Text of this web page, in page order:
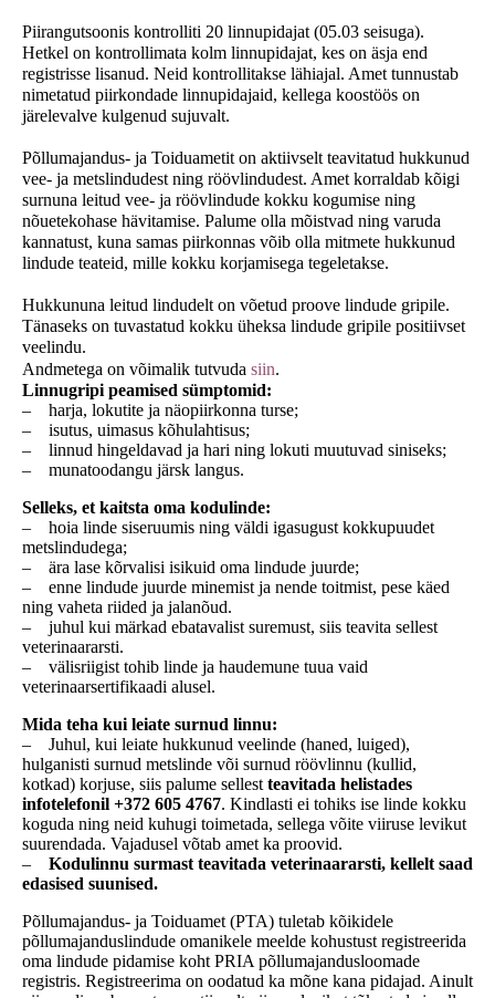
Piirangutsoonis kontrolliti 20 linnupidajat (05.03 seisuga).
Hetkel on kontrollimata kolm linnupidajat, kes on äsja end
registrisse lisanud. Neid kontrollitakse lähiajal. Amet tunnustab
nimetatud piirkondade linnupidajaid, kellega koostöös on
järelevalve kulgenud sujuvalt.
Põllumajandus- ja Toiduametit on aktiivselt teavitatud hukkunud
vee- ja metslindudest ning röövlindudest. Amet korraldab kõigi
surnuna leitud vee- ja röövlindude kokku kogumise ning
nõuetekohase hävitamise. Palume olla mõistvad ning varuda
kannatust, kuna samas piirkonnas võib olla mitmete hukkunud
lindude teateid, mille kokku korjamisega tegeletakse.
Hukkununa leitud lindudelt on võetud proove lindude gripile.
Tänaseks on tuvastatud kokku üheksa lindude gripile positiivset
veelindu.
Andmetega on võimalik tutvuda siin.
Linnugripi peamised sümptomid:
– harja, lokutite ja näopiirkonna turse;
– isutus, uimasus kõhulahtisus;
– linnud hingeldavad ja hari ning lokuti muutuvad siniseks;
– munatoodangu järsk langus.
Selleks, et kaitsta oma kodulinde:
– hoia linde siseruumis ning väldi igasugust kokkupuudet
metslindudega;
– ära lase kõrvalisi isikuid oma lindude juurde;
– enne lindude juurde minemist ja nende toitmist, pese käed
ning vaheta riided ja jalanõud.
– juhul kui märkad ebatavalist suremust, siis teavita sellest
veterinaararsti.
– välisriigist tohib linde ja haudemune tuua vaid
veterinaarsertifikaadi alusel.
Mida teha kui leiate surnud linnu:
– Juhul, kui leiate hukkunud veelinde (haned, luiged),
hulganisti surnud metslinde või surnud röövlinnu (kullid,
kotkad) korjuse, siis palume sellest teavitada helistades
infotelefonil +372 605 4767. Kindlasti ei tohiks ise linde kokku
koguda ning neid kuhugi toimetada, sellega võite viiruse levikut
suurendada. Vajadusel võtab amet ka proovid.
–
Kodulinnu surmast teavitada veterinaararsti, kellelt saad
edasised suunised.
Põllumajandus- ja Toiduamet (PTA) tuletab kõikidele
põllumajanduslindude omanikele meelde kohustust registreerida
oma lindude pidamise koht PRIA põllumajandusloomade
registris. Registreerima on oodatud ka mõne kana pidajad. Ainult